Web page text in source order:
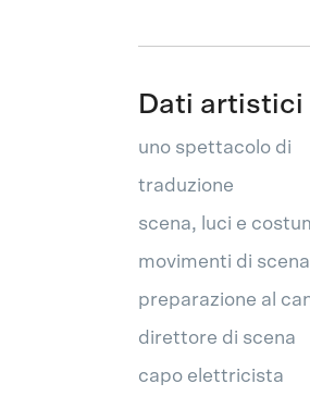
Dati artistici
uno spettacolo di
traduzione
scena, luci e
movimenti di scena
preparazione al
direttore di scena
capo elettricista